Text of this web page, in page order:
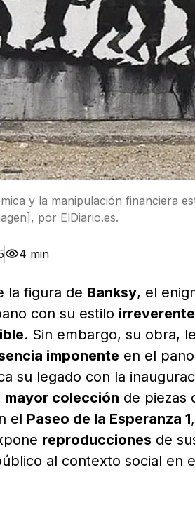
y la manipulación financiera
por ElDiario.es.
4 min
la figura de Banksy, el
con su estilo irreverente
. Sin embargo, su obra,
imponente en el
su legado con la
mayor colección de piezas
el Paseo de la Esperanza 1
reproducciones de
al contexto social en